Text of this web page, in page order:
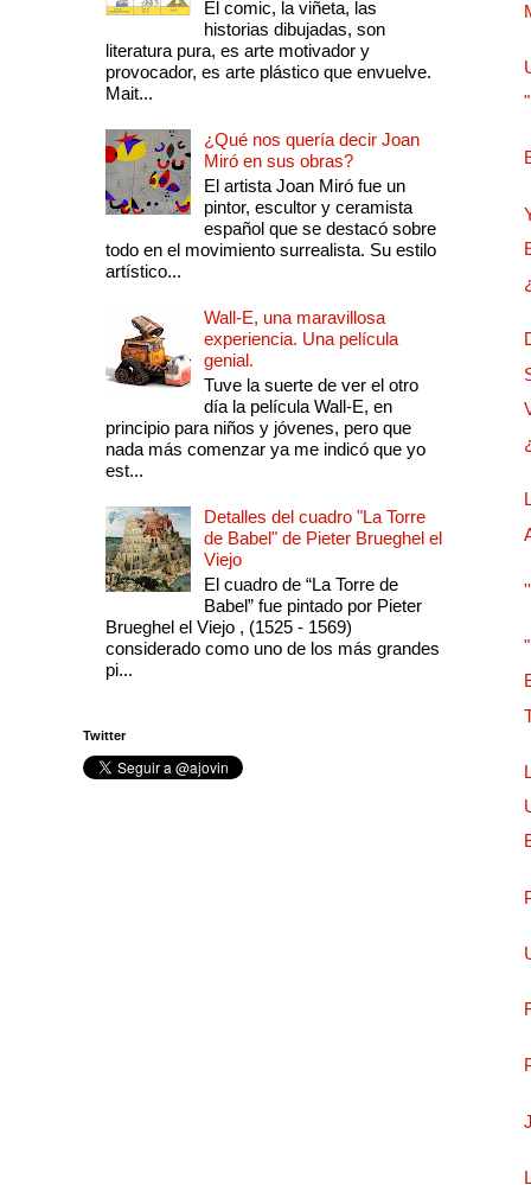
El comic, la viñeta, las
historias dibujadas, son
literatura pura, es arte motivador y
provocador, es arte plástico que envuelve.
Mait...
¿Qué nos quería decir Joan
Miró en sus obras?
El artista Joan Miró fue un
pintor, escultor y ceramista
español que se destacó sobre
todo en el movimiento surrealista. Su estilo
artístico...
Wall-E, una maravillosa
experiencia. Una película
genial.
Tuve la suerte de ver el otro
día la película Wall-E, en
principio para niños y jóvenes, pero que
nada más comenzar ya me indicó que yo
est...
Detalles del cuadro "La Torre
de Babel" de Pieter Brueghel el
Viejo
El cuadro de “La Torre de
Babel” fue pintado por Pieter
Brueghel el Viejo , (1525 - 1569)
considerado como uno de los más grandes
pi...
Twitter